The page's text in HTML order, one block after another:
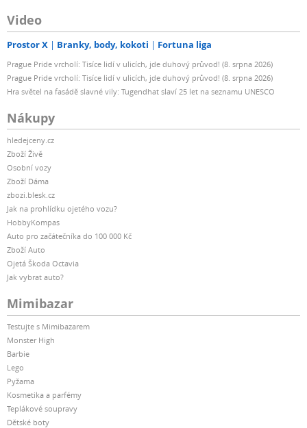
Video
Prostor X Branky, body, kokoti Fortuna liga
Prague Pride vrcholí: Tisíce lidí v ulicích, jde duhový průvod! (8. srpna 2026)
Prague Pride vrcholí: Tisíce lidí v ulicích, jde duhový průvod! (8. srpna 2026)
Hra světel na fasádě slavné vily: Tugendhat slaví 25 let na seznamu UNESCO
Nákupy
hledejceny.cz
Zboží Živě
Osobní vozy
Zboží Dáma
zbozi.blesk.cz
Jak na prohlídku ojetého vozu?
HobbyKompas
Auto pro začátečníka do 100 000 Kč
Zboží Auto
Ojetá Škoda Octavia
Jak vybrat auto?
Mimibazar
Testujte s Mimibazarem
Monster High
Barbie
Lego
Pyžama
Kosmetika a parfémy
Teplákové soupravy
Dětské boty